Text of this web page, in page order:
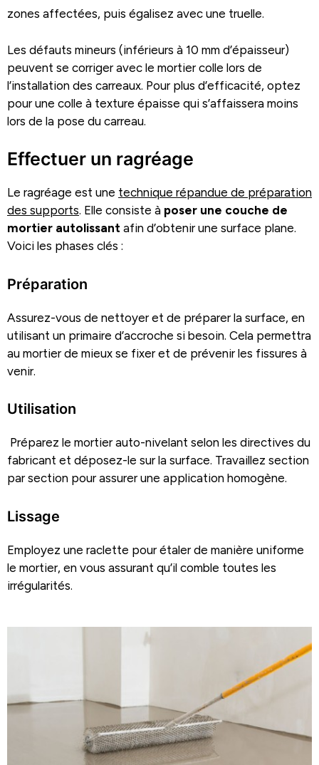
zones affectées, puis égalisez avec une truelle.
Les défauts mineurs (inférieurs à 10 mm d’épaisseur)
peuvent se corriger avec le mortier colle lors de
l’installation des carreaux. Pour plus d’efficacité, optez
pour une colle à texture épaisse qui s’affaissera moins
lors de la pose du carreau.
Effectuer un ragréage
Le ragréage est une technique répandue de préparation
des supports. Elle consiste à poser une couche de
mortier autolissant afin d’obtenir une surface plane.
Voici les phases clés :
Préparation
Assurez-vous de nettoyer et de préparer la surface, en
utilisant un primaire d’accroche si besoin. Cela permettra
au mortier de mieux se fixer et de prévenir les fissures à
venir.
Utilisation
Préparez le mortier auto-nivelant selon les directives du
fabricant et déposez-le sur la surface. Travaillez section
par section pour assurer une application homogène.
Lissage
Employez une raclette pour étaler de manière uniforme
le mortier, en vous assurant qu’il comble toutes les
irrégularités.